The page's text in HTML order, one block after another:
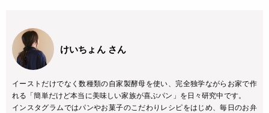
けいちょん さん
イーストだけでなく数種類の自家製酵母を使い、完全独学ながらお家で作
れる「簡単だけど本当に美味しい家族が喜ぶパン」を日々研究中です。
インスタグラムではパンやお菓子のこだわりレシピをはじめ、毎日のお弁